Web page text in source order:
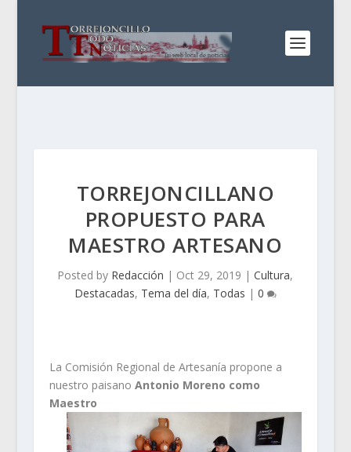
TORREJONCILLANO
PROPUESTO PARA
MAESTRO ARTESANO
Posted by Redacción | Oct 29, 2019 |Cultura,
Destacadas, Tema del día, Todas | 0
La Comisión Regional de Artesanía propone a
nuestro paisano Antonio Moreno como
Maestro